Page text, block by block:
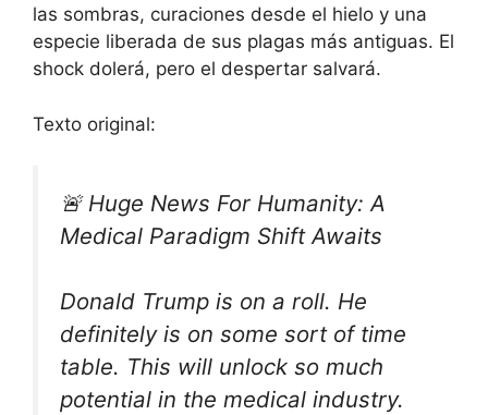
las sombras, curaciones desde el hielo y una
especie liberada de sus plagas más antiguas. El
shock dolerá, pero el despertar salvará.
Texto original:
🚨 Huge News For Humanity: A
Medical Paradigm Shift Awaits
Donald Trump is on a roll. He
definitely is on some sort of time
table. This will unlock so much
potential in the medical industry.